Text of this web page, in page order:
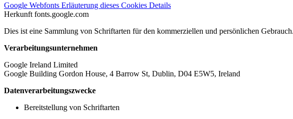
Google Webfonts Erläuterung dieses Cookies Details
Herkunft fonts.google.com
Dies ist eine Sammlung von Schriftarten für den kommerziellen und persönlichen Gebrauch.
Verarbeitungsunternehmen
Google Ireland Limited
Google Building Gordon House, 4 Barrow St, Dublin, D04 E5W5, Ireland
Datenverarbeitungszwecke
Bereitstellung von Schriftarten